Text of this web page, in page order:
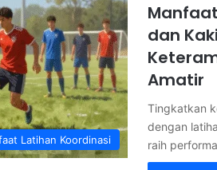
Latihan Koordinasi
dan
Amatir
Tingkatkan
dengan
raih